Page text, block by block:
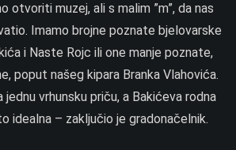
otvoriti muzej, ali s malim ”m”, da nas
Imamo brojne poznate bjelovarske
i Naste Rojc ili one manje poznate,
poput našeg kipara Branka Vlahovića.
jednu vrhunsku priču, a Bakićeva rodna
idealna – zaključio je gradonačelnik.